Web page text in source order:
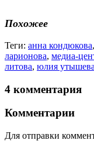
Похожее
Теги: анна кондюкова,
ларионова, медиа-
литова, юлия утышева
4 комментария
Комментарии
Для отправки